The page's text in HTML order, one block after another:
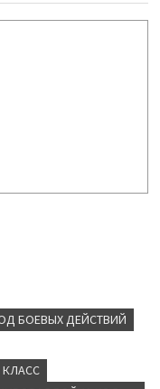
БОЕВЫХ ДЕЙСТВИЙ